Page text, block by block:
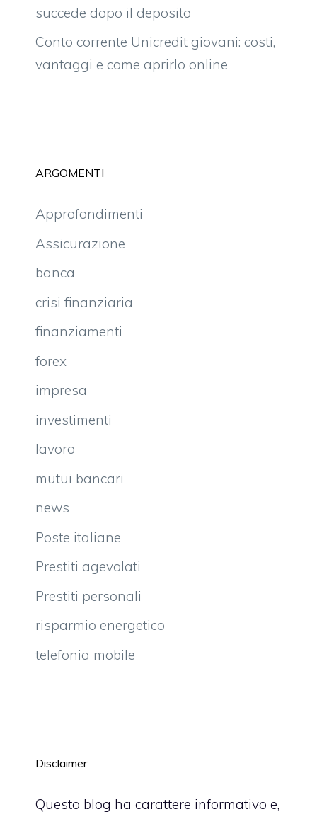
succede dopo il deposito
Conto corrente Unicredit giovani: costi,
vantaggi e come aprirlo online
ARGOMENTI
Approfondimenti
Assicurazione
banca
crisi finanziaria
finanziamenti
forex
impresa
investimenti
lavoro
mutui bancari
news
Poste italiane
Prestiti agevolati
Prestiti personali
risparmio energetico
telefonia mobile
Disclaimer
Questo blog ha carattere informativo e,